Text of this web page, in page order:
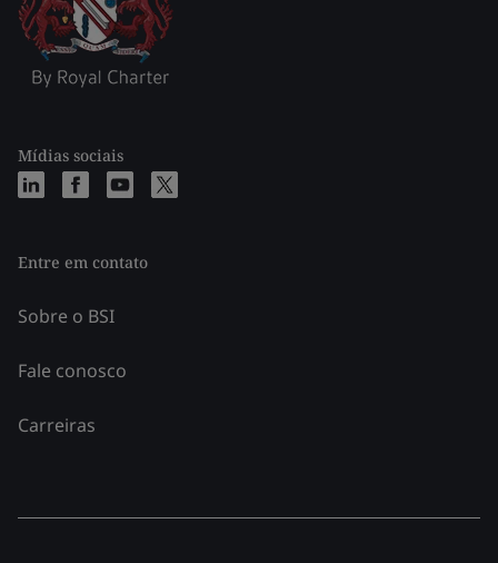
Mídias sociais
Entre em contato
Sobre o BSI
Fale conosco
Carreiras